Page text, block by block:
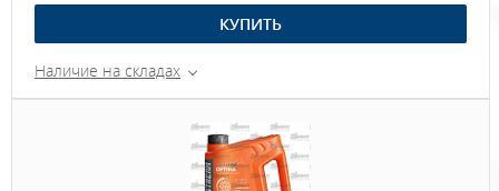
КУПИТЬ
Наличие на складах